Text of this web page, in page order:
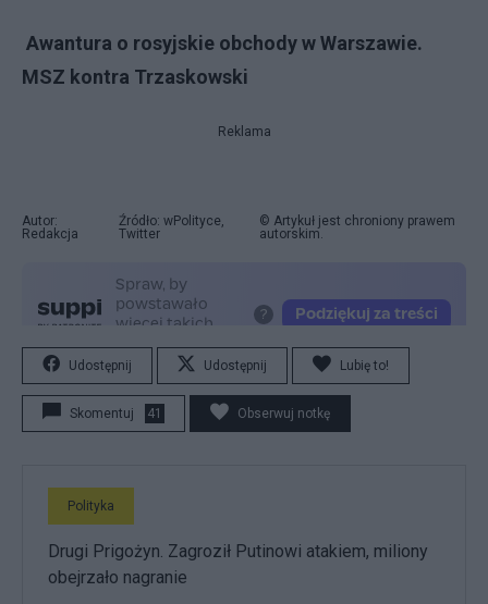
Awantura o rosyjskie obchody w Warszawie.
MSZ kontra Trzaskowski
Reklama
Autor:
Redakcja
Źródło: wPolityce,
Twitter
© Artykuł jest chroniony prawem
autorskim.
Udostępnij Udostępnij Lubię to!
Skomentuj 41 Obserwuj notkę
Polityka
Drugi Prigożyn. Zagroził Putinowi atakiem, miliony
obejrzało nagranie